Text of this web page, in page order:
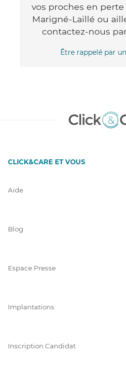
vos proches en
Marigné-Laillé ou
contactez-nous
Être rappelé par
CLICK&CARE ET VOUS
Aide
Blog
Espace Presse
Implantations
Inscription Candidat